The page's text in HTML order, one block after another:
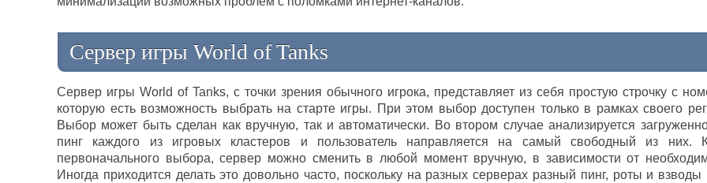
Сервер игры World of Tanks
Сервер игры World of Tanks, с точки зрения обычного игрока, представляет из себя простую строчку с
которую есть возможность выбрать на старте игры. При этом выбор доступен только в рамках своего
Выбор может быть сделан как вручную, так и автоматически. Во втором случае анализируется
пинг каждого из игровых кластеров и пользователь направляется на самый свободный из них.
первоначального выбора, сервер можно сменить в любой момент вручную, в зависимости от
Иногда приходится делать это довольно часто, поскольку на разных серверах разный пинг, роты и взводы